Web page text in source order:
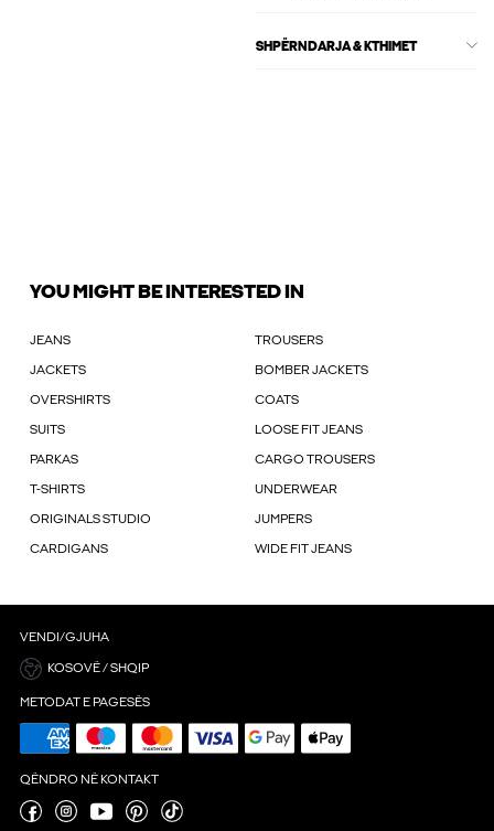
SHPËRNDARJA & KTHIMET
YOU MIGHT BE INTERESTED IN
JEANS TROUSERS
JACKETS BOMBER JACKETS
OVERSHIRTS COATS
SUITS LOOSE FIT JEANS
PARKAS CARGO TROUSERS
T-SHIRTS UNDERWEAR
ORIGINALS STUDIO JUMPERS
CARDIGANS WIDE FIT JEANS
VENDI/GJUHA
KOSOVË / SHQIP
METODAT E PAGESËS
QËNDRO NË KONTAKT